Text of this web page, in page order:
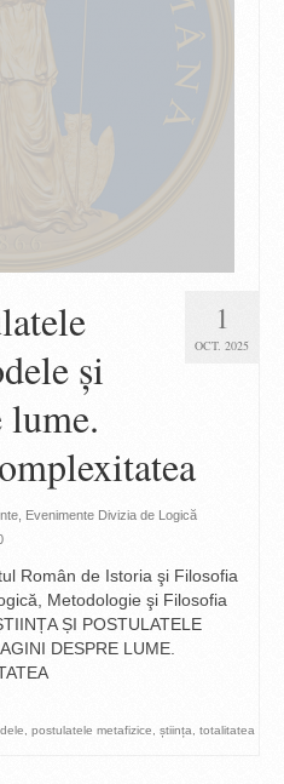
1
OCT. 2025
și
Evenimente Divizia de Logică
Român de Istoria şi Filosofia
Metodologie şi Filosofia
ȘI POSTULATELE
DESPRE LUME.
postulatele metafizice știința totalitatea